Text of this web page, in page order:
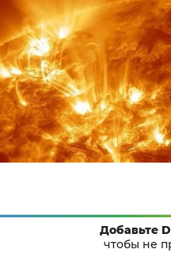
Добавьте
чтобы не